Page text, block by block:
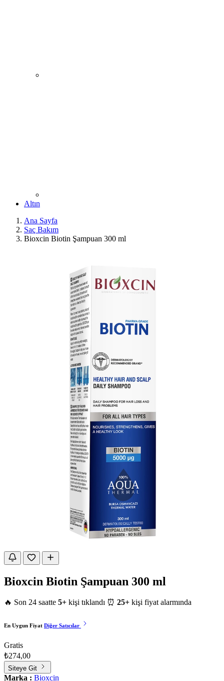
Altın
Ana Sayfa
Saç Bakım
Bioxcin Biotin Şampuan 300 ml
Bioxcin Biotin Şampuan 300 ml
🔥 Son 24 saatte 5+ kişi tıklandı ⏰ 25+ kişi fiyat alarmında
En Uygun Fiyat Diğer Satıcılar
Gratis
₺274,00
Siteye Git
Marka : Bioxcin